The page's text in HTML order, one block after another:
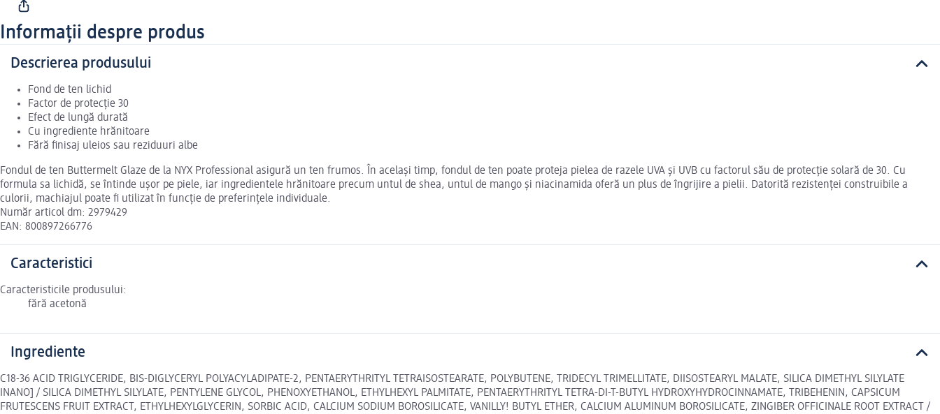
Informații despre produs
Descrierea produsului
Fond de ten lichid
Factor de protecție 30
Efect de lungă durată
Cu ingrediente hrănitoare
Fără finisaj uleios sau reziduuri albe
Fondul de ten Buttermelt Glaze de la NYX Professional asigură un ten frumos. În același timp, fondul de ten poate proteja pielea de razele UVA și UVB cu factorul său de protecție solară de 30. Cu
formula sa lichidă, se întinde ușor pe piele, iar ingredientele hrănitoare precum untul de shea, untul de mango și niacinamida oferă un plus de îngrijire a pielii. Datorită rezistenței construibile a
culorii, machiajul poate fi utilizat în funcție de preferințele individuale.
Număr articol dm: 2979429
EAN: 800897266776
Caracteristici
Caracteristicile produsului:
fără acetonă
Ingrediente
C18-36 ACID TRIGLYCERIDE, BIS-DIGLYCERYL POLYACYLADIPATE-2, PENTAERYTHRITYL TETRAISOSTEARATE, POLYBUTENE, TRIDECYL TRIMELLITATE, DIISOSTEARYL MALATE, SILICA DIMETHYL SILYLATE
INANO] / SILICA DIMETHYL SILYLATE, PENTYLENE GLYCOL, PHENOXYETHANOL, ETHYLHEXYL PALMITATE, PENTAERYTHRITYL TETRA-DI-T-BUTYL HYDROXYHYDROCINNAMATE, TRIBEHENIN, CAPSICUM
FRUTESCENS FRUIT EXTRACT, ETHYLHEXYLGLYCERIN, SORBIC ACID, CALCIUM SODIUM BOROSILICATE, VANILLY! BUTYL ETHER, CALCIUM ALUMINUM BOROSILICATE, ZINGIBER OFFICINALE ROOT EXTRACT /